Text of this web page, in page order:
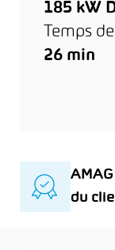
185 kW
Temps
26 min
du